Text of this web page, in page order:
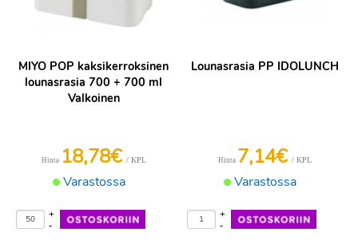
MIYO POP kaksikerroksinen
lounasrasia 700 + 700 ml
Valkoinen
Varastossa
Hinta 18,78€ / KPL
-
+
Lounasrasia PP IDOLUNCH
Varastossa
Hinta 7,14€ / KPL
-
+